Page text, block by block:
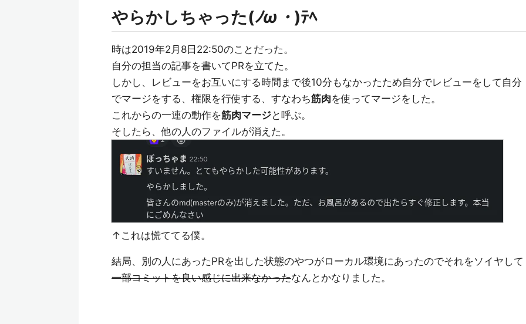
やらかしちゃった(ﾉω・ )ﾃﾍ
時は2019年2月8日22:50のことだった。
自分の担当の記事を書いてPRを立てた。
しかし、レビューをお互いにする時間まで後10分もなかったため自分でレビューをして自分
でマージをする、権限を行使する、すなわち筋肉を使ってマージをした。
これからの一連の動作を筋肉マージと呼ぶ。
そしたら、他の人のファイルが消えた。
↑これは慌ててる僕。
結局、別の人にあったPRを出した状態のやつがローカル環境にあったのでそれをソイヤして
一部コミットを良い感じに出来なかったなんとかなりました。